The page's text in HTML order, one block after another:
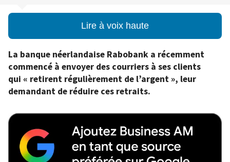
Lire à voix haute
La banque néerlandaise Rabobank a récemment
commencé à envoyer des courriers à ses clients
qui « retirent régulièrement de l’argent », leur
demandant de réduire ces retraits.